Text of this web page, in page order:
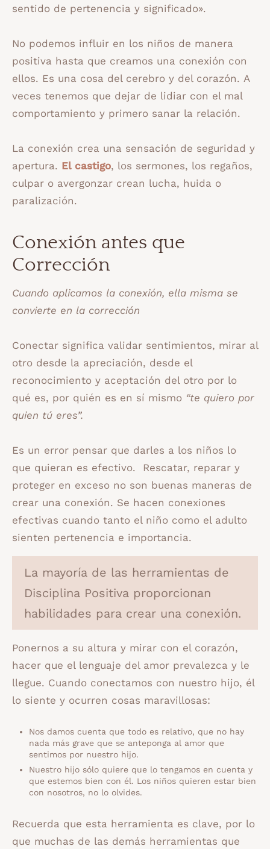
sentido de pertenencia y significado».
No podemos influir en los niños de manera
positiva hasta que creamos una conexión con
ellos. Es una cosa del cerebro y del corazón. A
veces tenemos que dejar de lidiar con el mal
comportamiento y primero sanar la relación.
La conexión crea una sensación de seguridad y
apertura. El castigo, los sermones, los regaños,
culpar o avergonzar crean lucha, huida o
paralización.
Conexión antes que
Corrección
Cuando aplicamos la conexión, ella misma se
convierte en la corrección
Conectar significa validar sentimientos, mirar al
otro desde la apreciación, desde el
reconocimiento y aceptación del otro por lo
qué es, por quién es en sí mismo “te quiero por
quien tú eres”.
Es un error pensar que darles a los niños lo
que quieran es efectivo. Rescatar, reparar y
proteger en exceso no son buenas maneras de
crear una conexión. Se hacen conexiones
efectivas cuando tanto el niño como el adulto
sienten pertenencia e importancia.
La mayoría de las herramientas de
Disciplina Positiva proporcionan
habilidades para crear una conexión.
Ponernos a su altura y mirar con el corazón,
hacer que el lenguaje del amor prevalezca y le
llegue. Cuando conectamos con nuestro hijo, él
lo siente y ocurren cosas maravillosas:
Nos damos cuenta que todo es relativo, que no hay
nada más grave que se anteponga al amor que
sentimos por nuestro hijo.
Nuestro hijo sólo quiere que lo tengamos en cuenta y
que estemos bien con él. Los niños quieren estar bien
con nosotros, no lo olvides.
Recuerda que esta herramienta es clave, por lo
que muchas de las demás herramientas que